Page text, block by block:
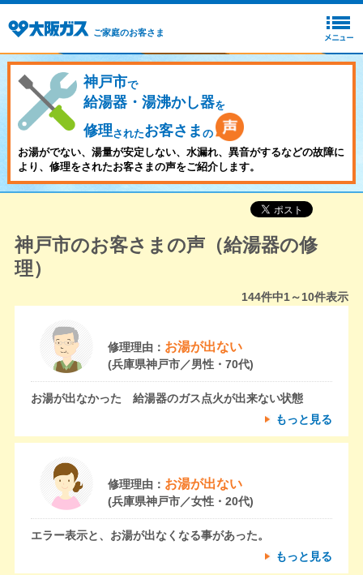
ご家庭のお客さま
神戸市で
給湯器・湯沸かし器を
修理されたお客さま の
お湯がでない、湯量が安定しない、水漏れ、異音がするなどの故障に
より、修理をされたお客さまの声をご紹介します。
神戸市のお客さまの声（給湯器の修
理）
144件中1～10件表示
修理理由： お湯が出ない
(兵庫県神戸市／男性・70代)
お湯が出なかった 給湯器のガス点火が出来ない状態
もっと見る
修理理由： お湯が出ない
(兵庫県神戸市／女性・20代)
エラー表示と、お湯が出なくなる事があった。
もっと見る